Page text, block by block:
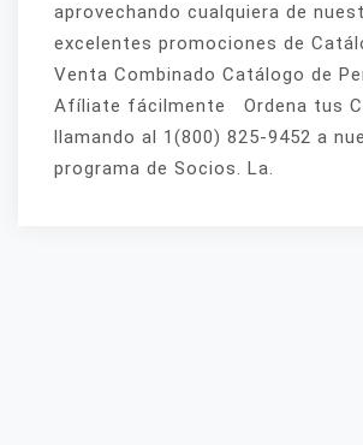
aprovechando cualquiera de
excelentes promociones de
Venta Combinado Catálogo de
Afíliate fácilmente Ordena tus
llamando al 1(800) 825-9452 a
programa de Socios. La.